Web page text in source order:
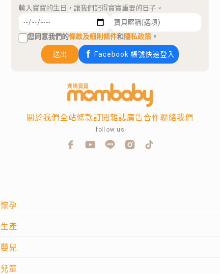
輸入寶寶的生日，讓我們記得寶寶重要的日子。
您同意我們的條款及細則條件和隱私政策 。
送出 Facebook 帳號快速登入
懷孕
生產
嬰兒
兒童
關於我們全站條款訂閱雜誌廣告合作聯絡我們
follow us